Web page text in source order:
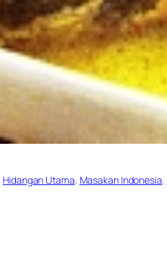
Hidangan Utama, Masakan Indonesia,